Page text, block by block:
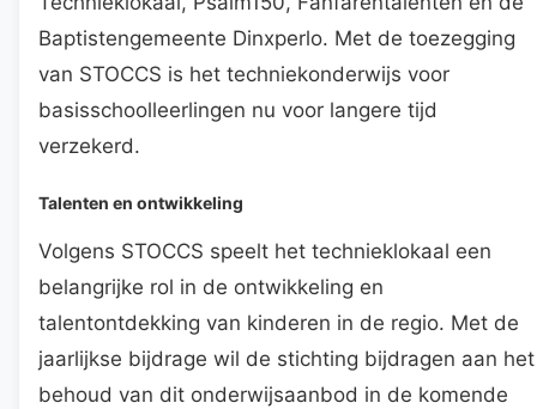
Baptistengemeente Dinxperlo. Met de toezegging
van STOCCS is het techniekonderwijs voor
basisschoolleerlingen nu voor langere tijd
verzekerd.
Talenten en ontwikkeling
Volgens STOCCS speelt het technieklokaal een
belangrijke rol in de ontwikkeling en
talentontdekking van kinderen in de regio. Met de
jaarlijkse bijdrage wil de stichting bijdragen aan het
behoud van dit onderwijsaanbod in de komende